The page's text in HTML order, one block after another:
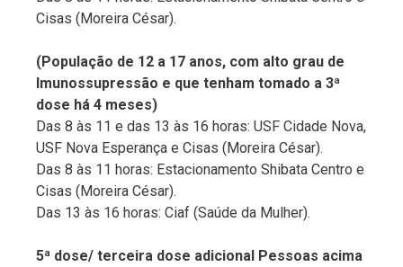
Cisas (Moreira César).
(População de 12 a 17 anos, com alto grau de
Imunossupressão e que tenham tomado a 3ª
dose há 4 meses)
Das 8 às 11 e das 13 às 16 horas: USF Cidade Nova,
USF Nova Esperança e Cisas (Moreira César).
Das 8 às 11 horas: Estacionamento Shibata Centro e
Cisas (Moreira César).
Das 13 às 16 horas: Ciaf (Saúde da Mulher).
5ª dose/ terceira dose adicional Pessoas acima